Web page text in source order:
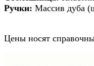
Ручки: Массив дуба
Цены носят